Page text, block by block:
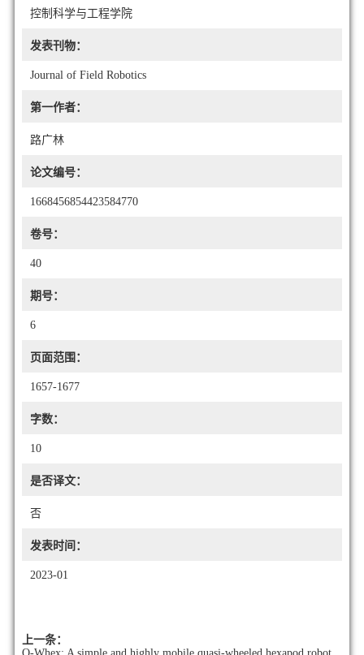
控制科学与工程学院
发表刊物：
Journal of Field Robotics
第一作者：
路广林
论文编号：
1668456854423584770
卷号：
40
期号：
6
页面范围：
1657-1677
字数：
10
是否译文：
否
发表时间：
2023-01
上一条：